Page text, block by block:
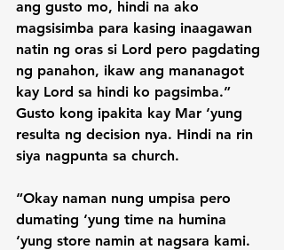
ang gusto mo, hindi na ako
magsisimba para kasing inaagawan
natin ng oras si Lord pero pagdating
ng panahon, ikaw ang mananagot
kay Lord sa hindi ko pagsimba.”
Gusto kong ipakita kay Mar ‘yung
resulta ng decision nya. Hindi na rin
siya nagpunta sa church.
“Okay naman nung umpisa pero
dumating ‘yung time na humina
‘yung store namin at nagsara kami.